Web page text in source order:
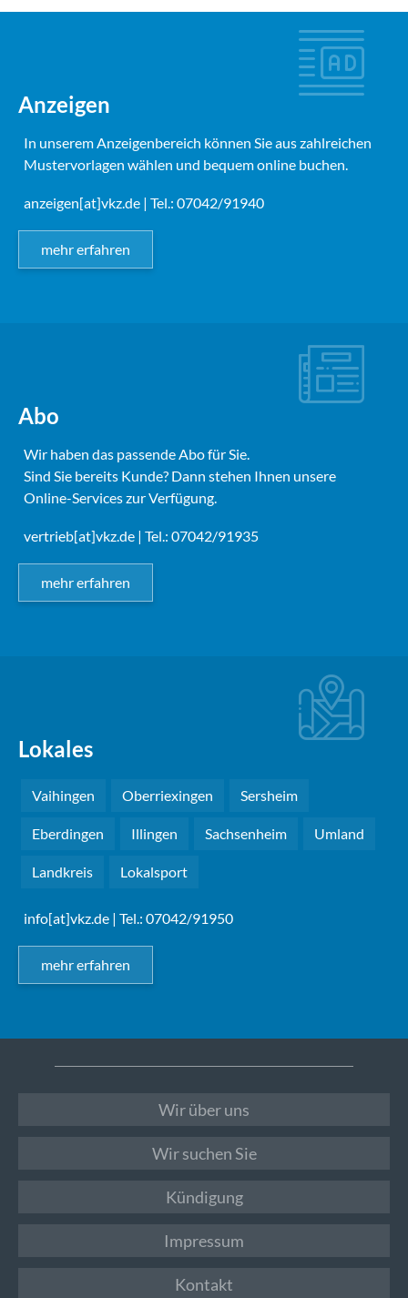
Anzeigen
In unserem Anzeigenbereich können Sie aus zahlreichen
Mustervorlagen wählen und bequem online buchen.
anzeigen[at]vkz.de | Tel.: 07042/91940
mehr erfahren
Abo
Wir haben das passende Abo für Sie.
Sind Sie bereits Kunde? Dann stehen Ihnen unsere
Online-Services zur Verfügung.
vertrieb[at]vkz.de | Tel.: 07042/91935
mehr erfahren
Lokales
Vaihingen Oberriexingen Sersheim
Eberdingen Illingen Sachsenheim Umland
Landkreis Lokalsport
info[at]vkz.de | Tel.: 07042/91950
mehr erfahren
Wir über uns
Wir suchen Sie
Kündigung
Impressum
Kontakt